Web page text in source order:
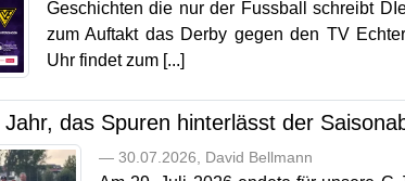
Geschichten die nur der Fussball schreibt
zum Auftakt das Derby gegen den TV
Uhr findet zum [...]
Jahr, das Spuren hinterlässt der
— 30.07.2026, David Bellmann